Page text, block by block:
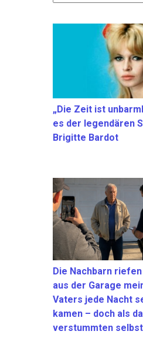
„Die Zeit ist
es der legendären
Brigitte Bardot
Die Nachbarn
aus der Garage
Vaters jede Nacht
kamen – doch als
verstummten